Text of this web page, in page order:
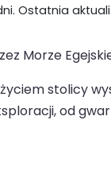
Ostatnia
Morze
stolicy
od